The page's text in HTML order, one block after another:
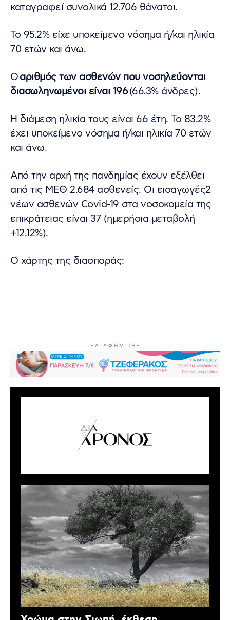
καταγραφεί συνολικά 12.706 θάνατοι.
Το 95.2% είχε υποκείμενο νόσημα ή/και ηλικία
70 ετών και άνω.
Οαριθμός των ασθενών που νοσηλεύονται
διασωληνωμένοι είναι 196(66.3% άνδρες).
Η διάμεση ηλικία τους είναι 66 έτη. To 83.2%
έχει υποκείμενο νόσημα ή/και ηλικία 70 ετών
και άνω.
Από την αρχή της πανδημίας έχουν εξέλθει
από τις ΜΕΘ 2.684 ασθενείς. Οι εισαγωγές2
νέων ασθενών Covid-19 στα νοσοκομεία της
επικράτειας είναι 37 (ημερήσια μεταβολή
+12.12%).
Ο χάρτης της διασποράς:
- Δ Ι Α Φ Η Μ Ι ΣΗ -